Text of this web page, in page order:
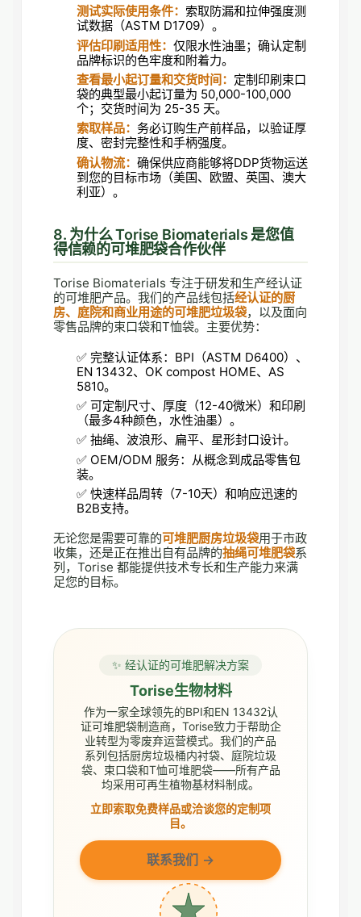
测试实际使用条件： 索取防漏和拉伸强度测
试数据（ASTM D1709）。
评估印刷适用性： 仅限水性油墨；确认定制
品牌标识的色牢度和附着力。
查看最小起订量和交货时间： 定制印刷束口
袋的典型最小起订量为 50,000-100,000
个；交货时间为 25-35 天。
索取样品： 务必订购生产前样品，以验证厚
度、密封完整性和手柄强度。
确认物流： 确保供应商能够将DDP货物运送
到您的目标市场（美国、欧盟、英国、澳大
利亚）。
8. 为什么 Torise Biomaterials 是您值
得信赖的可堆肥袋合作伙伴
Torise Biomaterials 专注于研发和生产经认证
的可堆肥产品。我们的产品线包括经认证的厨
房、庭院和商业用途的可堆肥垃圾袋，以及面向
零售品牌的束口袋和T恤袋。主要优势：
✅ 完整认证体系：BPI（ASTM D6400）、
EN 13432、OK compost HOME、AS
5810。
✅ 可定制尺寸、厚度（12-40微米）和印刷
（最多4种颜色，水性油墨）。
✅ 抽绳、波浪形、扁平、星形封口设计。
✅ OEM/ODM 服务：从概念到成品零售包
装。
✅ 快速样品周转（7-10天）和响应迅速的
B2B支持。
无论您是需要可靠的可堆肥厨房垃圾袋用于市政
收集，还是正在推出自有品牌的抽绳可堆肥袋系
列，Torise 都能提供技术专长和生产能力来满
足您的目标。
✨ 经认证的可堆肥解决方案
Torise生物材料
作为一家全球领先的BPI和EN 13432认
证可堆肥袋制造商，Torise致力于帮助企
业转型为零废弃运营模式。我们的产品
系列包括厨房垃圾桶内衬袋、庭院垃圾
袋、束口袋和T恤可堆肥袋——所有产品
均采用可再生植物基材料制成。
立即索取免费样品或洽谈您的定制项
目。
联系我们 →